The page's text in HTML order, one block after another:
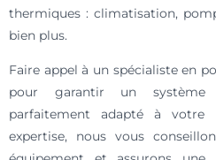
thermiques : climatisation,
bien plus.
Faire appel à un spécialiste en
pour garantir un système
parfaitement adapté à votre
expertise, nous vous